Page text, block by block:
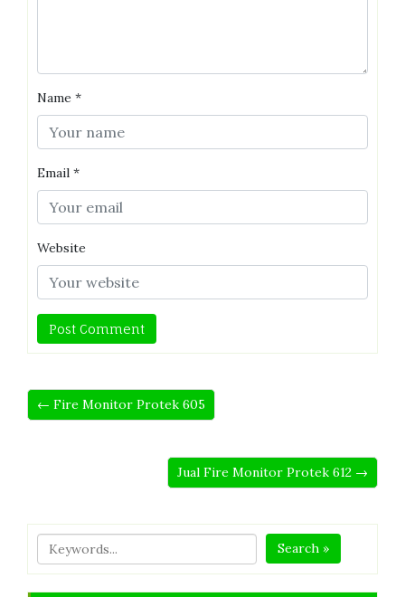
Name *
Email *
Website
← Fire Monitor Protek 605
Jual Fire Monitor Protek 612 →
Search »